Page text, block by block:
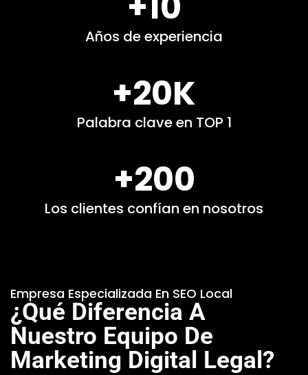
Años de experiencia
+20K
Palabra clave en TOP 1
+200
Los clientes confían en nosotros
Empresa Especializada En SEO Local
¿Qué Diferencia A
Nuestro Equipo De
Marketing Digital Legal?